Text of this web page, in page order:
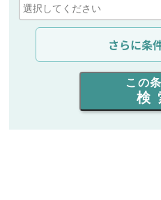
通信距離を選ぶ
出力を選ぶ
同時通話人数を選ぶ
さらに条
この
検